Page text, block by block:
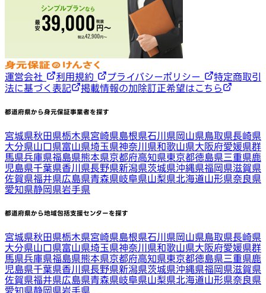
運営会社 利用規約 プライバシーポリシー
特定商取引
法に基づく表記
掲載情報の加除訂正希望はこちら
都道府県から身元保証事業者を探す
宮城県秋田県栃木県宮崎県島根県石川県岡山県鳥取県長崎県
大分県山口県富山県埼玉県神奈川県和歌山県大阪府愛媛県群
馬県兵庫県福島県熊本県京都府高知県東京都徳島県三重県鹿
児島県千葉県香川県長野県新潟県茨城県沖縄県福岡県滋賀県
佐賀県福井県広島県青森県岐阜県山梨県北海道山形県奈良県
愛知県静岡県岩手県
都道府県から地域包括支援センターを探す
宮城県秋田県栃木県宮崎県島根県石川県岡山県鳥取県長崎県
大分県山口県富山県埼玉県神奈川県和歌山県大阪府愛媛県群
馬県兵庫県福島県熊本県京都府高知県東京都徳島県三重県鹿
児島県千葉県香川県長野県新潟県茨城県沖縄県福岡県滋賀県
佐賀県福井県広島県青森県岐阜県山梨県北海道山形県奈良県
愛知県静岡県岩手県